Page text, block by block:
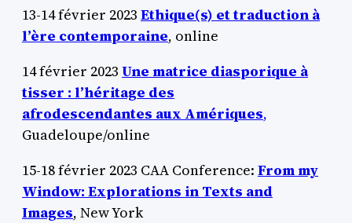
13-14 février 2023 Ethique(s) et traduction à
l’ère contemporaine, online
14 février 2023 Une matrice diasporique à
tisser : l’héritage des
afrodescendantes aux Amériques,
Guadeloupe/online
15-18 février 2023 CAA Conference: From my
Window: Explorations in Texts and
Images, New York